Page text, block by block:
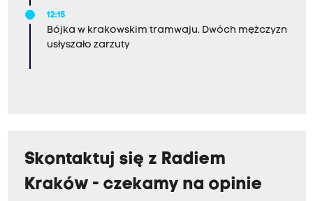
12:15
Bójka w krakowskim tramwaju. Dwóch mężczyzn
usłyszało zarzuty
Skontaktuj się z Radiem
Kraków - czekamy na opinie